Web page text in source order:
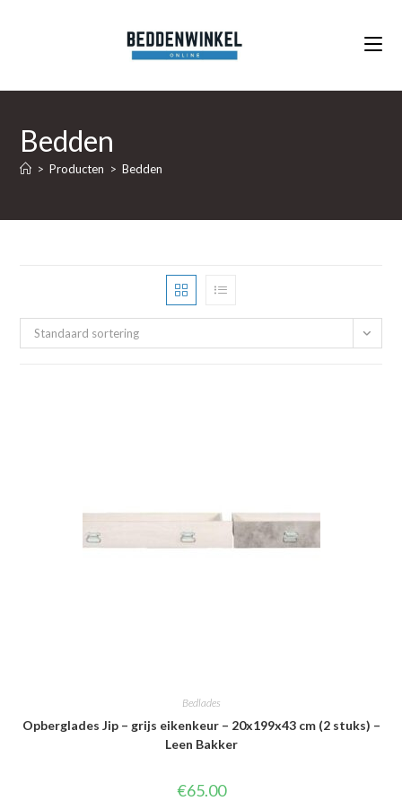
Bedden
> Producten > Bedden
Standaard sortering
Bedlades
Opberglades Jip – grijs eikenkeur – 20x199x43 cm (2 stuks) –
Leen Bakker
€65.00